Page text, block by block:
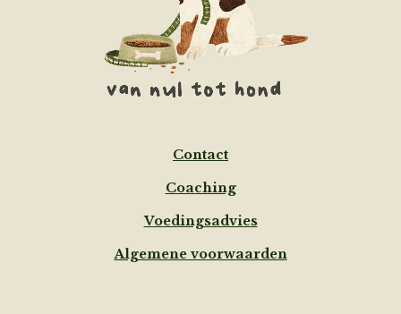
Contact
Coaching
Voedingsadvies
Algemene voorwaarden